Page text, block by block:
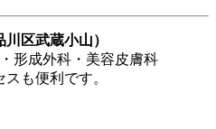
区武蔵小山）
形成外科・美容皮膚科
も便利です。